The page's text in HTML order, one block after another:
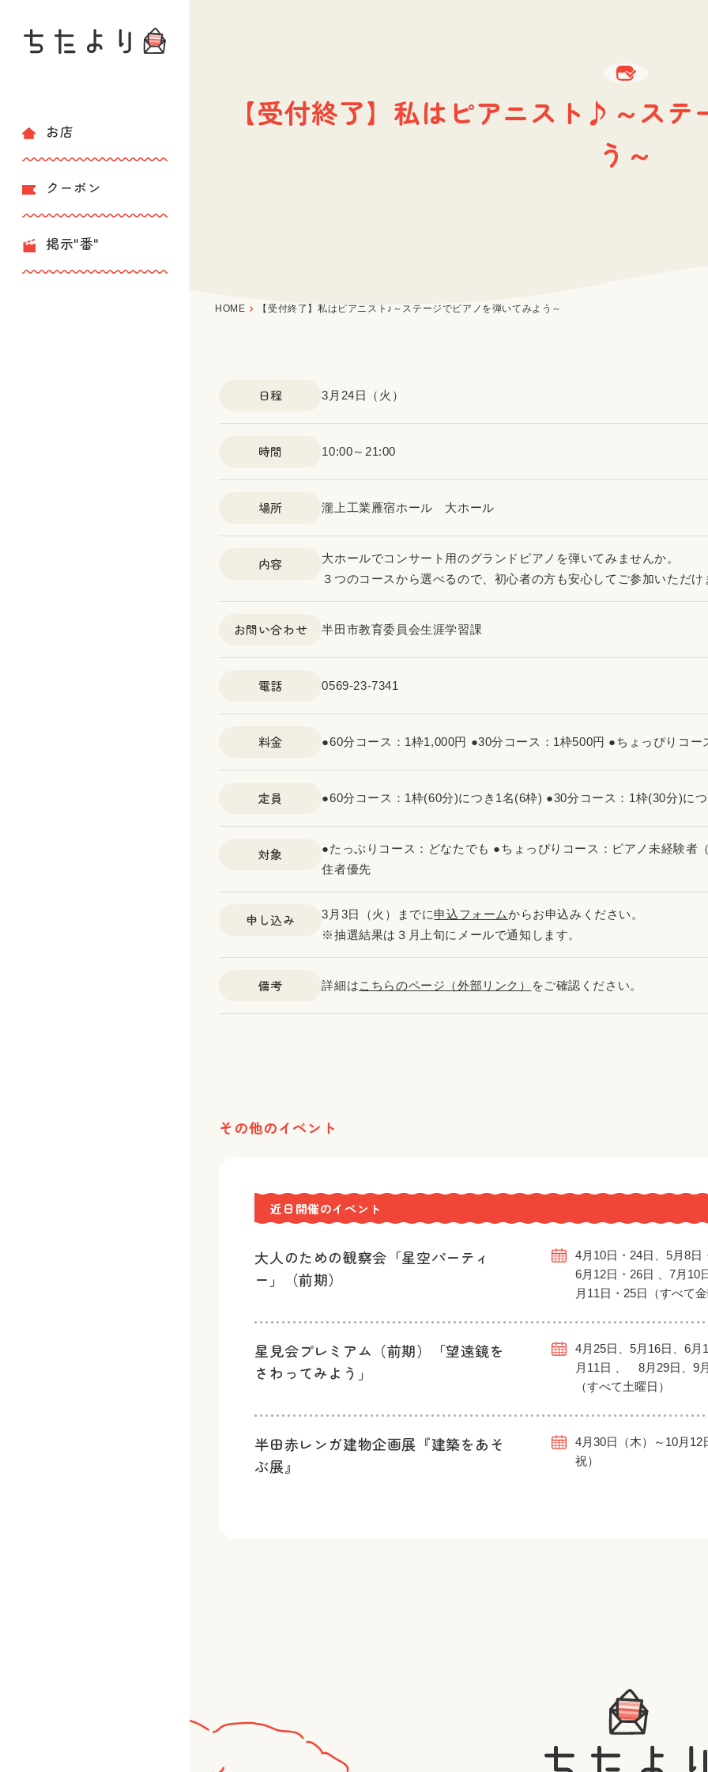
お店
クーポン
掲示"番"
【受付終了】私はピアニスト♪～ス
う～
HOME 【受付終了】私はピアニスト♪～ステージでピアノを弾いてみよう～
日程 3月24日（火）
時間 10:00～21:00
場所 瀧上工業雁宿ホール 大ホール
内容
大ホールでコンサート用のグランドピアノを弾いてみませんか。
３つのコースから選べるので、初心者の方も安心してご参加いただけ
お問い合わせ 半田市教育委員会生涯学習課
電話 0569-23-7341
料金 ●60分コース：1枠1,000円 ●30分コース：1枠500円 ●ちょっぴりコー
定員 ●60分コース：1枠(60分)につき1名(6枠) ●30分コース：1枠(30分)に
対象
●たっぷりコース：どなたでも ●ちょっぴりコース：ピアノ未経験
住者優先
申し込み 3月3日（火）までに申込フォームからお申込みください。
※抽選結果は３月上旬にメールで通知します。
備考 詳細はこちらのページ（外部リンク） をご確認ください。
その他のイベント
近日開催のイベント
大人のための観察会「星空パーティ
ー」（前期）
4月10日・24日、5月8日
6月12日・26日 、7月
月11日・25日（すべて
星見会プレミアム（前期）「望遠鏡を
さわってみよう」
4月25日、5月16日、6月
月11日 、 8月29日、9
（すべて土曜日）
半田赤レンガ建物企画展『建築をあそ
ぶ展』
4月30日（木）～10月12
祝）